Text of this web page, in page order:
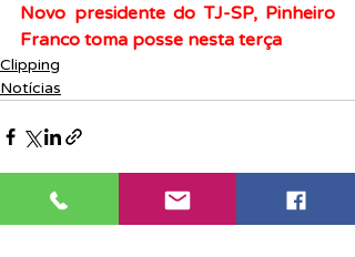
Novo presidente do TJ-SP, Pinheiro
Franco toma posse nesta terça
Clipping
Notícias
Posts recentes